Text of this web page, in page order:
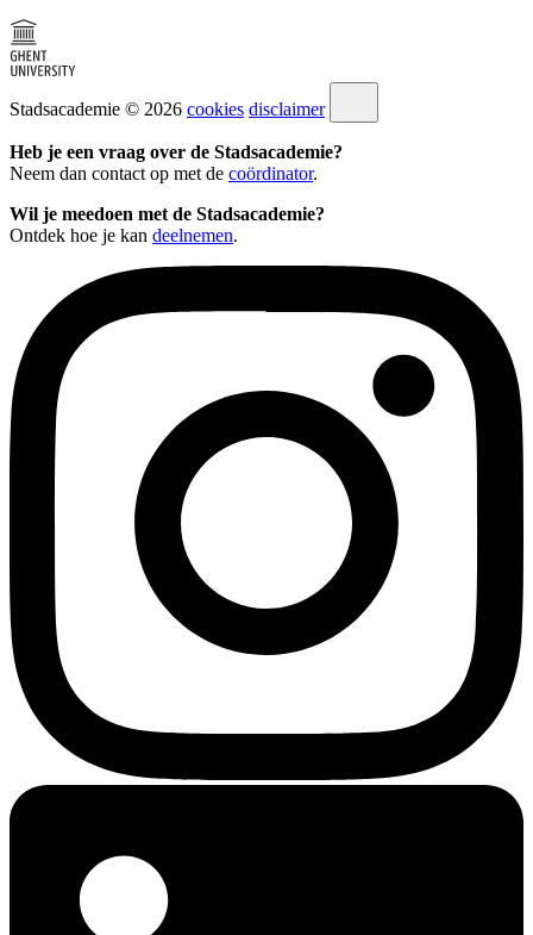
Stadsacademie © 2026 cookies disclaimer
Heb je een vraag over de Stadsacademie?
Neem dan contact op met de coördinator.
Wil je meedoen met de Stadsacademie?
Ontdek hoe je kan deelnemen.